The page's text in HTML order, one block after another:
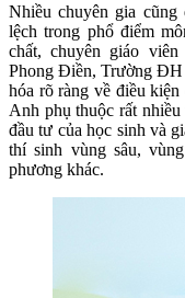
Nhiều chuyên gia cũng
lệch trong phổ điểm
chất, chuyên giáo
Phong Điền, Trường ĐH
hóa rõ ràng về điều
Anh phụ thuộc rất
đầu tư của học sinh và
thí sinh vùng sâu,
phương khác.